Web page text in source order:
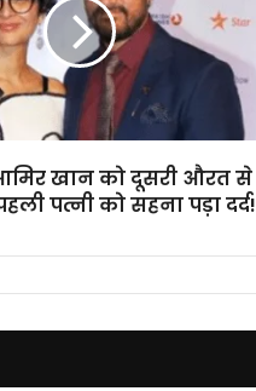
खान को दूसरी औरत से
पत्नी को सहना पड़ा दर्द!